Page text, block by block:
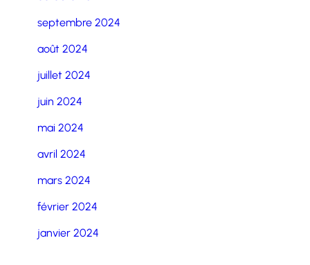
septembre 2024
août 2024
juillet 2024
juin 2024
mai 2024
avril 2024
mars 2024
février 2024
janvier 2024